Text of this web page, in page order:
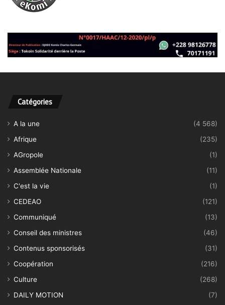
Catégories
A la une
(4 568)
Afrique
(235)
AGropole
(1)
Assemblée Nationale
(11)
C'est la vie
(1)
CEDEAO
(121)
Communiqué
(13)
Conseil des ministres
(46)
Contenus sponsorisés
(31)
Coopération
(216)
Culture
(268)
DAILY MOTION
(7)